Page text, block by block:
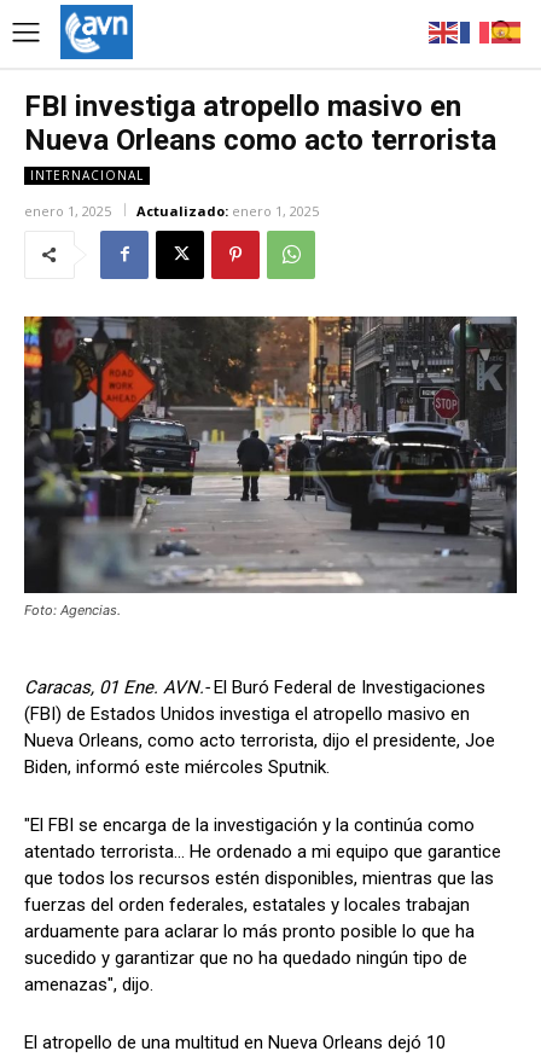
FBI investiga atropello masivo en
Nueva Orleans como acto terrorista
INTERNACIONAL
enero 1, 2025 Actualizado: enero 1, 2025
Foto: Agencias.
Caracas, 01 Ene. AVN.- El Buró Federal de Investigaciones
(FBI) de Estados Unidos investiga el atropello masivo en
Nueva Orleans, como acto terrorista, dijo el presidente, Joe
Biden, informó este miércoles Sputnik.
"El FBI se encarga de la investigación y la continúa como
atentado terrorista... He ordenado a mi equipo que garantice
que todos los recursos estén disponibles, mientras que las
fuerzas del orden federales, estatales y locales trabajan
arduamente para aclarar lo más pronto posible lo que ha
sucedido y garantizar que no ha quedado ningún tipo de
amenazas", dijo.
El atropello de una multitud en Nueva Orleans dejó 10